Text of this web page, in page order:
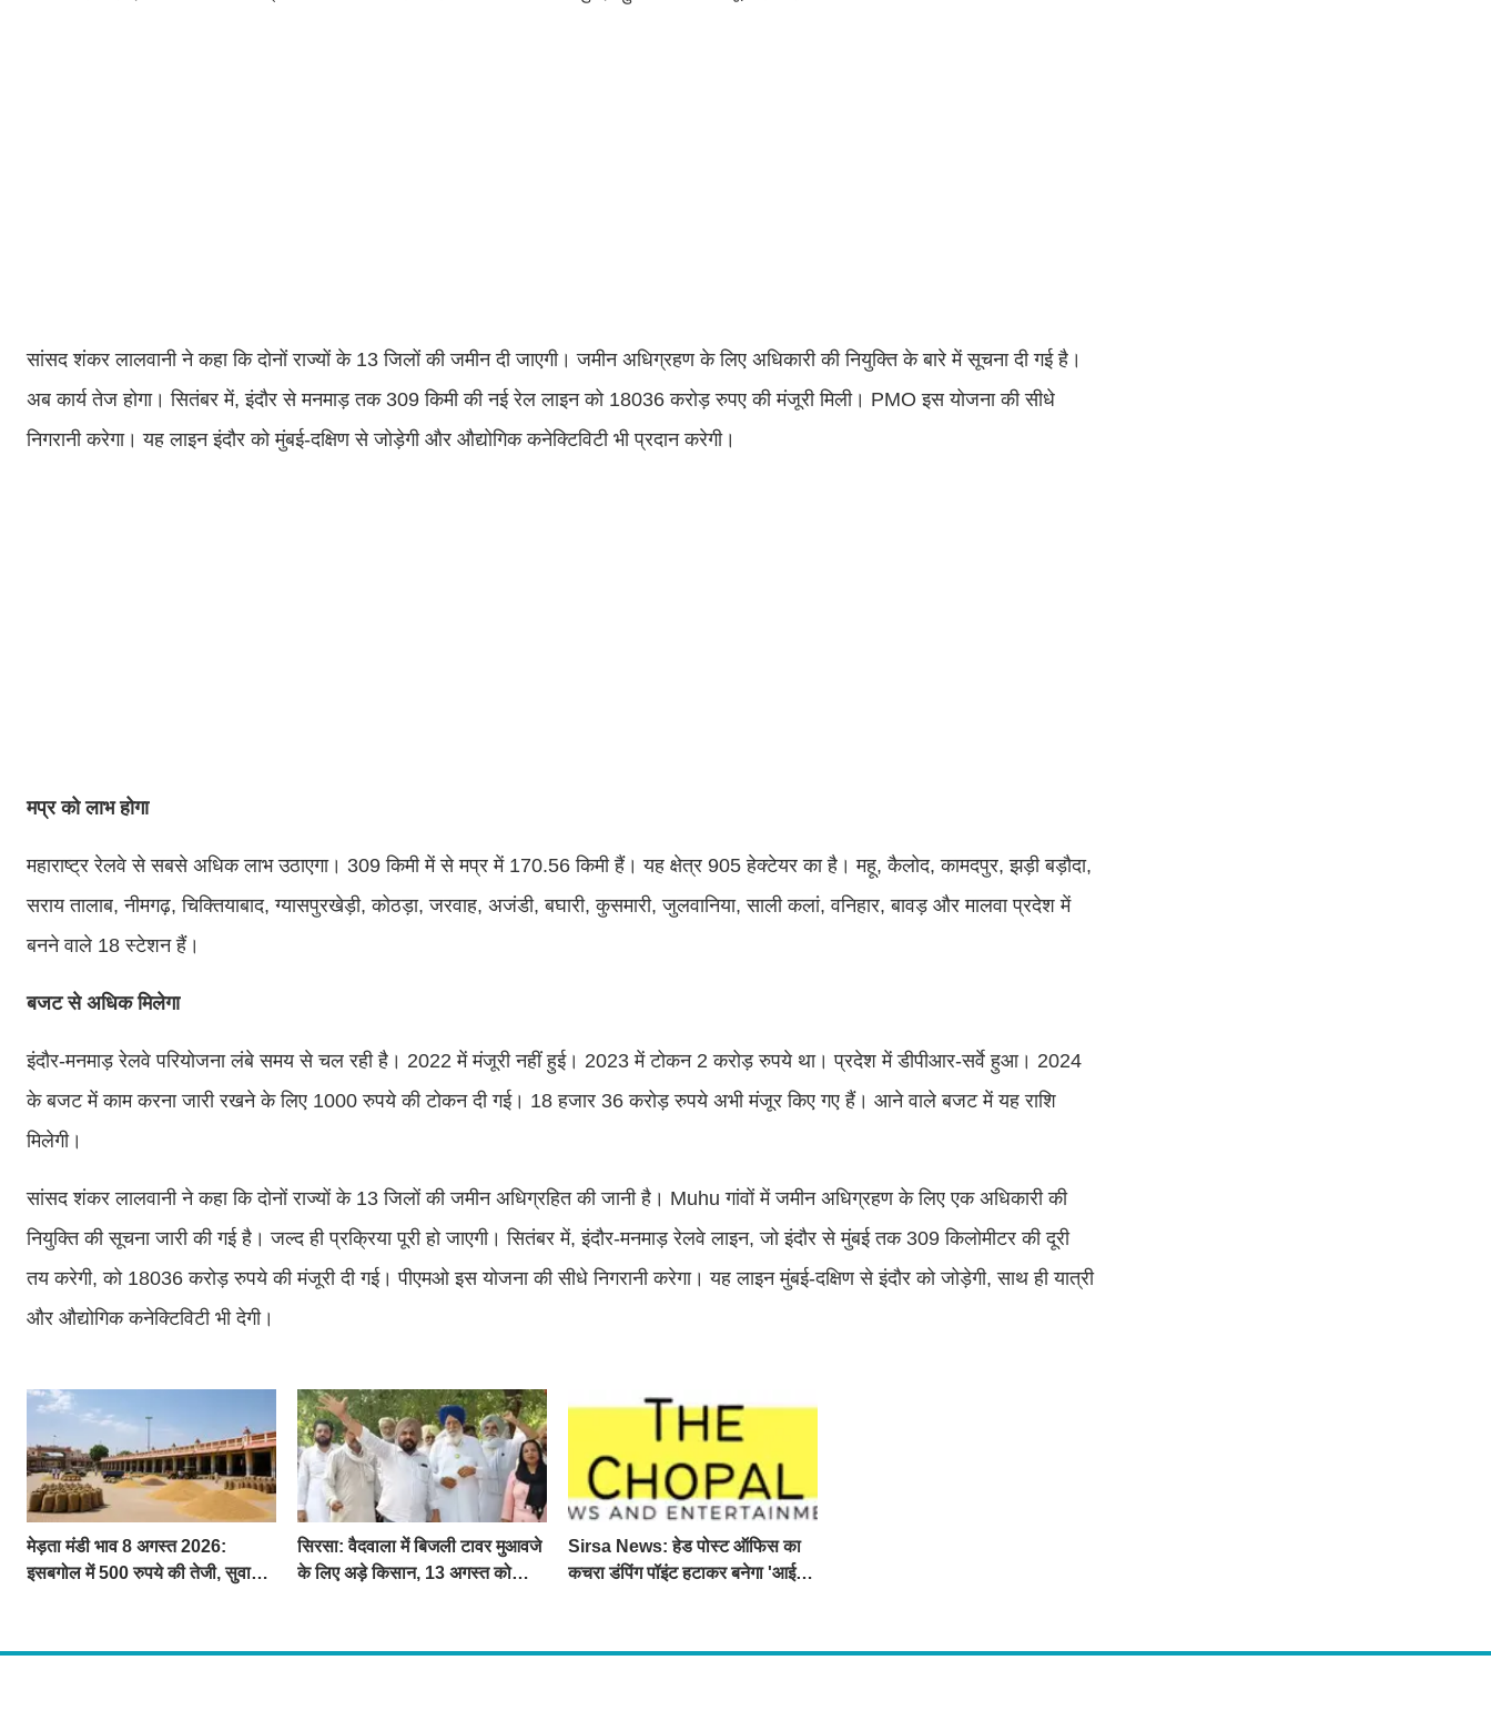
सांसद शंकर लालवानी ने कहा कि दोनों राज्यों के 13 जिलों की जमीन दी जाएगी। जमीन अधिग्रहण के लिए अधिकारी की नियुक्ति के बारे में सूचना दी गई है।
अब कार्य तेज होगा। सितंबर में, इंदौर से मनमाड़ तक 309 किमी की नई रेल लाइन को 18036 करोड़ रुपए की मंजूरी मिली। PMO इस योजना की सीधे
निगरानी करेगा। यह लाइन इंदौर को मुंबई-दक्षिण से जोड़ेगी और औद्योगिक कनेक्टिविटी भी प्रदान करेगी।
मप्र को लाभ होगा
महाराष्ट्र रेलवे से सबसे अधिक लाभ उठाएगा। 309 किमी में से मप्र में 170.56 किमी हैं। यह क्षेत्र 905 हेक्टेयर का है। महू, कैलोद, कामदपुर, झड़ी बड़ौदा,
सराय तालाब, नीमगढ़, चिक्तियाबाद, ग्यासपुरखेड़ी, कोठड़ा, जरवाह, अजंडी, बघारी, कुसमारी, जुलवानिया, साली कलां, वनिहार, बावड़ और मालवा प्रदेश में
बनने वाले 18 स्टेशन हैं।
बजट से अधिक मिलेगा
इंदौर-मनमाड़ रेलवे परियोजना लंबे समय से चल रही है। 2022 में मंजूरी नहीं हुई। 2023 में टोकन 2 करोड़ रुपये था। प्रदेश में डीपीआर-सर्वे हुआ। 2024
के बजट में काम करना जारी रखने के लिए 1000 रुपये की टोकन दी गई। 18 हजार 36 करोड़ रुपये अभी मंजूर किए गए हैं। आने वाले बजट में यह राशि
मिलेगी।
सांसद शंकर लालवानी ने कहा कि दोनों राज्यों के 13 जिलों की जमीन अधिग्रहित की जानी है। Muhu गांवों में जमीन अधिग्रहण के लिए एक अधिकारी की
नियुक्ति की सूचना जारी की गई है। जल्द ही प्रक्रिया पूरी हो जाएगी। सितंबर में, इंदौर-मनमाड़ रेलवे लाइन, जो इंदौर से मुंबई तक 309 किलोमीटर की दूरी
तय करेगी, को 18036 करोड़ रुपये की मंजूरी दी गई। पीएमओ इस योजना की सीधे निगरानी करेगा। यह लाइन मुंबई-दक्षिण से इंदौर को जोड़ेगी, साथ ही यात्री
और औद्योगिक कनेक्टिविटी भी देगी।
मेड़ता मंडी भाव 8 अगस्त 2026:
इसबगोल में 500 रुपये की तेजी, सुवा
सिरसा: वैदवाला में बिजली टावर मुआवजे
के लिए अड़े किसान, 13 अगस्त को
Sirsa News: हेड पोस्ट ऑफिस का
कचरा डंपिंग पॉइंट हटाकर बनेगा 'आई